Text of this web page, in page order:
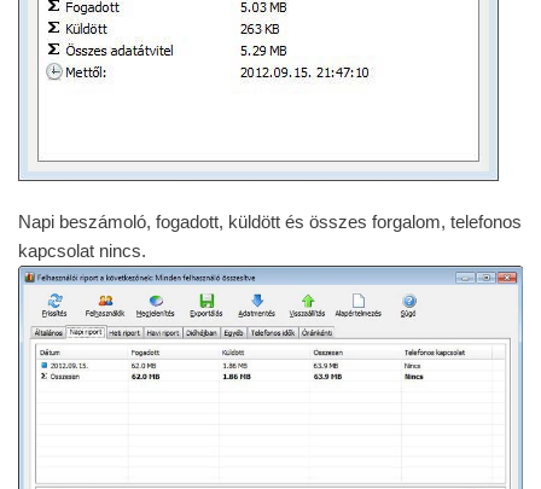
Napi beszámoló, fogadott, küldött és összes forgalom, telefonos
kapcsolat nincs.